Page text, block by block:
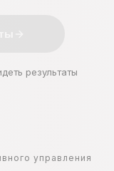
результаты
управления